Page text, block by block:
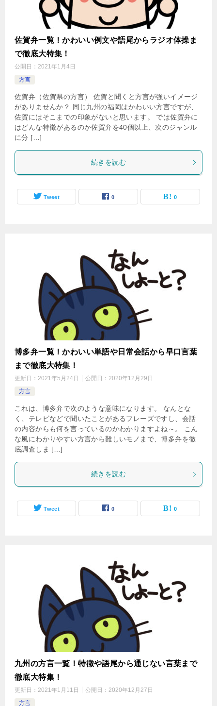
佐賀弁一覧！かわいい例文や語尾からラジオ体操ま
で徹底大特集！
公開日： 2021年1月4日
方言
佐賀弁（佐賀県の方言） 佐賀と聞くと方言が強いイメージ
がありませんか？ 同じ九州の福岡はかわいい方言ですが、
佐賀にはそこまでの印象がないと思います。 では佐賀弁に
はどんな特徴があるのか佐賀弁を40個以上、次のジャンル
に分 […]
続きを読む
Tweet 0 0
博多弁一覧！かわいい単語や日常会話から早口言葉
まで徹底大特集！
更新日： 2021年5月24日 公開日： 2020年12月29日
方言
これは、博多弁で次のような意味になります。 なんとな
く、テレビなどで聞いたことがあるフレーズですし、会話
の内容からも何を言っているのかわかりますよね～。 こん
な風にわかりやすい方言から難しいモノまで、博多弁を徹
底調査しま […]
続きを読む
Tweet 0 0
九州の方言一覧！特徴や語尾から通じない言葉まで
徹底大特集！
更新日： 2021年1月11日 公開日： 2020年12月27日
方言